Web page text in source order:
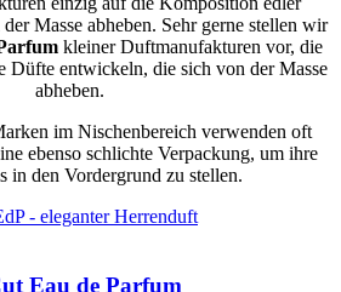
Masse abheben. Sehr gerne stellen wir
kleiner Duftmanufakturen vor, die
Düfte entwickeln, die sich von der Masse
abheben.
im Nischenbereich verwenden oft
ebenso schlichte Verpackung, um ihre
in den Vordergrund zu stellen.
Eau de Parfum